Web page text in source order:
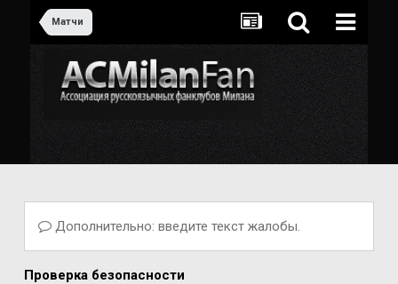
Матчи
Дополнительно: введите текст жалобы.
Проверка безопасности